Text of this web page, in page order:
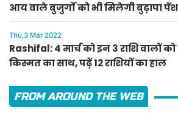
आय वाले बुजुर्गों को भी मिलेगी बुढ़ापा
लाल का ऐलान
Thu,3 Mar 2022
Rashifal: 4 मार्च को इन 3 राशि वालों
किस्मत का साथ, पढ़ें 12 राशियों का हाल
FROM AROUND THE WEB